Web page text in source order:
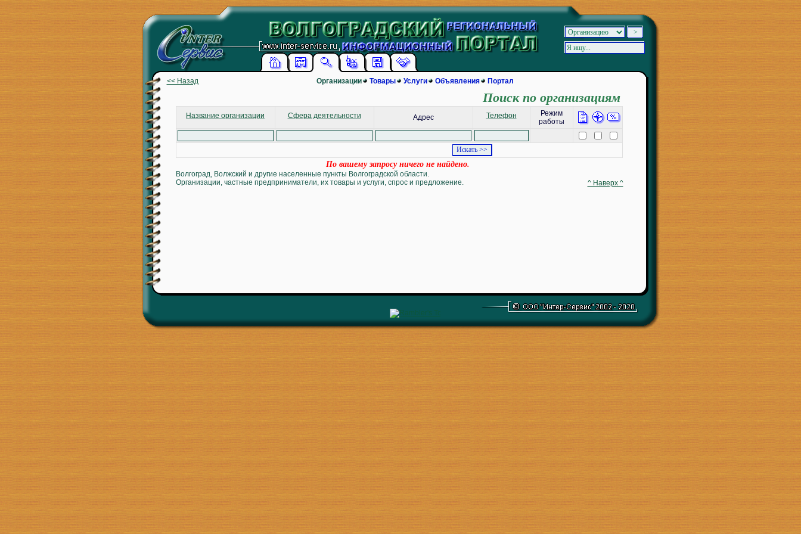
<< Назад Организации Товары Услуги Объявления Портал
Поиск по организациям
Название организации Сфера деятельности Адрес Телефон
Режим
работы
По вашему запросу ничего не найдено.
Волгоград, Волжский и другие населенные пункты Волгоградской области.
Организации, частные предприниматели, их товары и услуги, спрос и предложение.
^ Наверх ^